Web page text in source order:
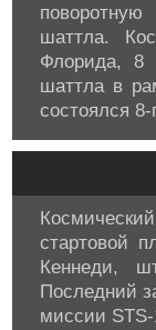
шаттла.
Флорида, 8
шаттла в
состоялся
стартовой
Кеннеди,
Последний
миссии